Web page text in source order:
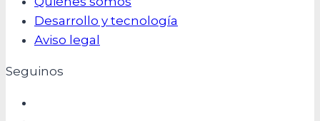
Desarrollo y tecnología
Aviso legal
Seguinos